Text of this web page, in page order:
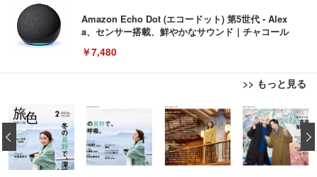
Amazon Echo Dot (エコードット) 第5世代 - Alex
a、センサー搭載、鮮やかなサウンド｜チャコール
￥7,480
>> もっと見る
[EdoErgo] オフィスチェア 椅子 テレワーク 疲れな
い 跳ね上げ式アームレスト コンパクト 約105度ロッ
キング pc 事務椅子 360度回転 座面昇降 強化ナイロ
ン樹脂ベース 通気性メッシュ 在宅ワーク H-WY01
(黒網+黒枠+黒足)
￥5,699
EIZO ビジネス向けプレミアムモニター | FlexScan
EV3240X-WT | 31.5型4K UHD・USB Type-C・ホワ
イト
￥105,595
Amazonベーシック ペットシーツ 薄型 レギュラー 1
回使い捨て 無香料 ホワイト 300枚
￥3,373
‹